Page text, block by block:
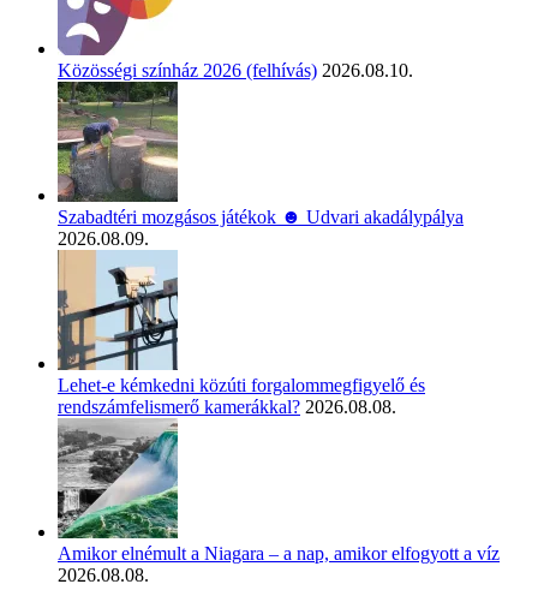
Közösségi színház 2026 (felhívás) 2026.08.10.
Szabadtéri mozgásos játékok ☻ Udvari akadálypálya
2026.08.09.
Lehet-e kémkedni közúti forgalommegfigyelő és
rendszámfelismerő kamerákkal? 2026.08.08.
Amikor elnémult a Niagara – a nap, amikor elfogyott a víz
2026.08.08.